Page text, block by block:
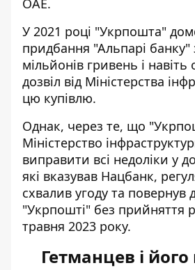
ОАЕ.
У 2021 році "Укрпошта"
придбання "Альпарі банку"
мільйонів гривень і
дозвіл від Міністерства
цю купівлю.
Однак, через те, що
Міністерство
виправити всі недоліки у
які вказував Нацбанк,
схвалив угоду та повернув
"Укрпошті" без прийняття
травня 2023 року.
Гетманцев і його